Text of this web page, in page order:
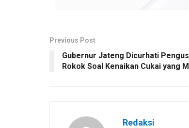
Previous Post
Gubernur Jateng Dicurhati
Rokok Soal Kenaikan Cukai yang
Redaksi